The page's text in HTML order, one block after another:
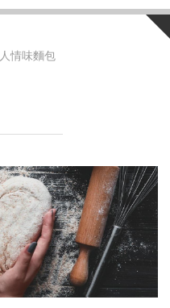
人情味麵包